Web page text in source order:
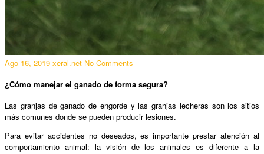
Ago 16, 2019 xeral.net No Comments
¿Cómo manejar el ganado de forma segura?
Las granjas de ganado de engorde y las granjas lecheras son los sitios
más comunes donde se pueden producir lesiones.
Para evitar accidentes no deseados, es importante prestar atención al
comportamiento animal: la visión de los animales es diferente a la